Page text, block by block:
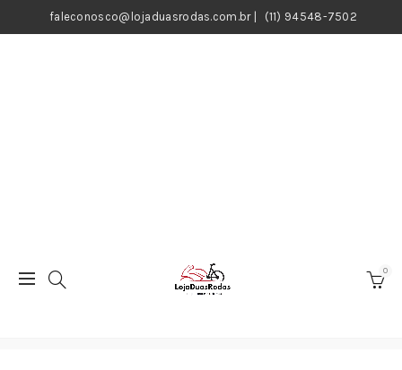
faleconosco@lojaduasrodas.com.br| (11) 94548-7502
0